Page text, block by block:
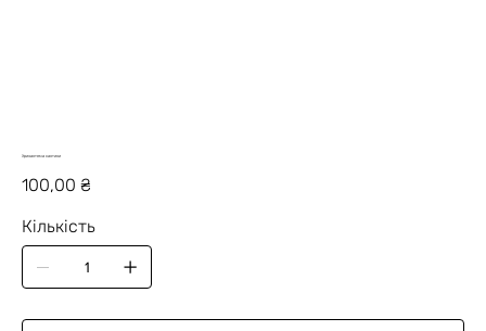
Хризантема сантини
Ціна
100,00 ₴
Кількість